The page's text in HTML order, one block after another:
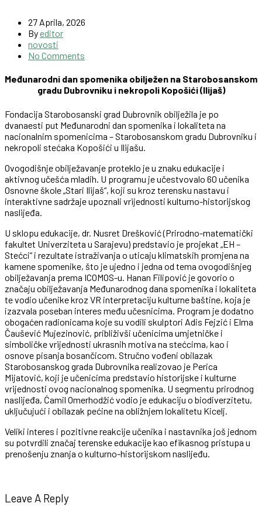
27 Aprila, 2026
Byeditor
novosti
No Comments
Međunarodni dan spomenika obilježen na Starobosanskom
gradu Dubrovniku i nekropoli Kopošići (Ilijaš)
Fondacija Starobosanski grad Dubrovnik obilježila je po
dvanaesti put Međunarodni dan spomenika i lokaliteta na
nacionalnim spomenicima – Starobosanskom gradu Dubrovniku i
nekropoli stećaka Kopošići u Ilijašu.
Ovogodišnje obilježavanje proteklo je u znaku edukacije i
aktivnog učešća mladih. U programu je učestvovalo 60 učenika
Osnovne škole „Stari Ilijaš“, koji su kroz terensku nastavu i
interaktivne sadržaje upoznali vrijednosti kulturno-historijskog
naslijeđa.
U sklopu edukacije, dr. Nusret Drešković (Prirodno-matematički
fakultet Univerziteta u Sarajevu) predstavio je projekat „EH –
Stećci“ i rezultate istraživanja o uticaju klimatskih promjena na
kamene spomenike, što je ujedno i jedna od tema ovogodišnjeg
obilježavanja prema ICOMOS-u. Hanan Filipović je govorio o
značaju obilježavanja Međunarodnog dana spomenika i lokaliteta
te vodio učenike kroz VR interpretaciju kulturne baštine, koja je
izazvala poseban interes među učesnicima. Program je dodatno
obogaćen radionicama koje su vodili skulptori Adis Fejzić i Elma
Čaušević Mujezinović, približivši učenicima umjetničke i
simboličke vrijednosti ukrasnih motiva na stećcima, kao i
osnove pisanja bosančicom. Stručno vođeni obilazak
Starobosanskog grada Dubrovnika realizovao je Perica
Mijatović, koji je učenicima predstavio historijske i kulturne
vrijednosti ovog nacionalnog spomenika. U segmentu prirodnog
naslijeđa, Ćamil Omerhodžić vodio je edukaciju o biodiverzitetu,
uključujući i obilazak pećine na obližnjem lokalitetu Kicelj.
Veliki interes i pozitivne reakcije učenika i nastavnika još jednom
su potvrdili značaj terenske edukacije kao efikasnog pristupa u
prenošenju znanja o kulturno-historijskom naslijeđu.
Leave A Reply